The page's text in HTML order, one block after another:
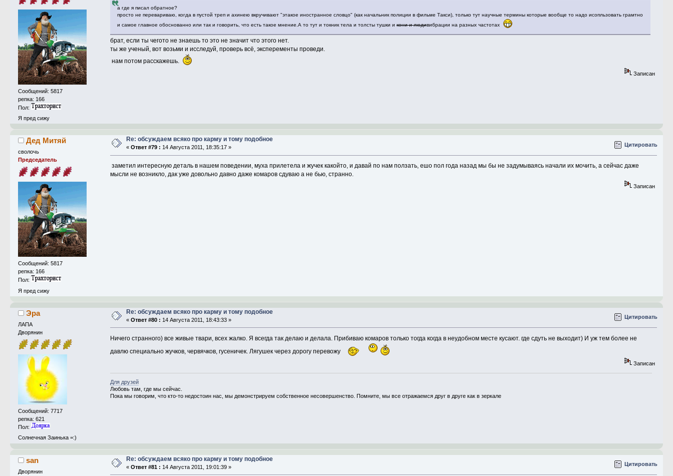
Сообщений: 5817
репка: 166
Пол:
Я пред сижу
а где я писал обратное?
просто не перевариваю, когда в пустой треп и ахинею вкручивают "этакое иностранное словцо" (как начальник полиции в фильме Такси), только тут научные термины которые вообще то надо исопльзовать грамтно
и самое главное обоснованно или так и говорить, что есть такое мнение.А то тут и токник тела и толсты тушки икони и людивибрации на разных частотах
брат, если ты чегото не знаешь то это не значит что этого нет.
ты же ученый, вот возьми и исследуй, проверь всё, эксперементы проведи.
нам потом расскажешь.
Записан
Дед Митяй
сволочь
Председатель
Сообщений: 5817
репка: 166
Пол:
Я пред сижу
Re: обсуждаем всяко про карму и тому подобное
« Ответ #79 : 14 Августа 2011, 18:35:17 » Цитировать
заметил интересную деталь в нашем поведении, муха прилетела и жучек какойто, и давай по нам ползать, ешо пол года назад мы бы не задумываясь начали их мочить, а сейчас даже
мысли не возникло, дак уже довольно давно даже комаров сдуваю а не бью, странно.
Записан
Эра
ЛАПА
Дворянин
Сообщений: 7717
репка: 621
Пол:
Солнечная Заинька =:)
Re: обсуждаем всяко про карму и тому подобное
« Ответ #80 : 14 Августа 2011, 18:43:33 » Цитировать
Ничего странного) все живые твари, всех жалко. Я всегда так делаю и делала. Прибиваю комаров только тогда когда в неудобном месте кусают. где сдуть не выходит) И уж тем более не
давлю специально жучков, червячков, гусеничек. Лягушек через дорогу перевожу
Записан
Для друзей
Любовь там, где мы сейчас.
Пока мы говорим, что кто-то недостоин нас, мы демонстрируем собственное несовершенство. Помните, мы все отражаемся друг в друге как в зеркале
san
Дворянин
Re: обсуждаем всяко про карму и тому подобное
« Ответ #81 : 14 Августа 2011, 19:01:39 » Цитировать